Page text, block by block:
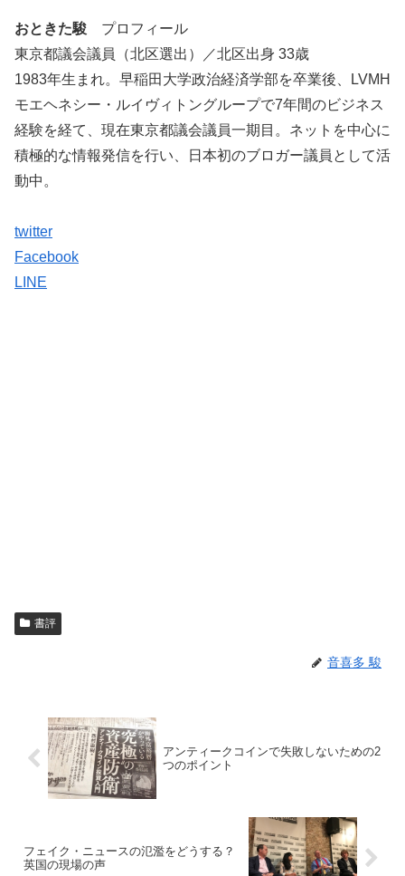
おときた駿 プロフィール
東京都議会議員（北区選出）／北区出身 33歳
1983年生まれ。早稲田大学政治経済学部を卒業後、LVMH
モエヘネシー・ルイヴィトングループで7年間のビジネス
経験を経て、現在東京都議会議員一期目。ネットを中心に
積極的な情報発信を行い、日本初のブロガー議員として活
動中。
twitter
Facebook
LINE
書評
音喜多 駿
アンティークコインで失敗しないための2
つのポイント
フェイク・ニュースの氾濫をどうする？
英国の現場の声